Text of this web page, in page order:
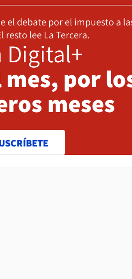
el debate por el impuesto a
resto lee La Tercera.
Digital+
por
meses